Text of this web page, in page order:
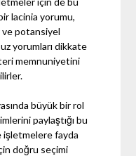
lacinia yorumu,
potansiyel
yorumları dikkate
memnuniyetini
büyük bir rol
paylaştığı bu
işletmelere fayda
doğru seçimi